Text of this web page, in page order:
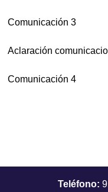
Comunicación 3
Aclaración
Comunicación 4
Teléfono: